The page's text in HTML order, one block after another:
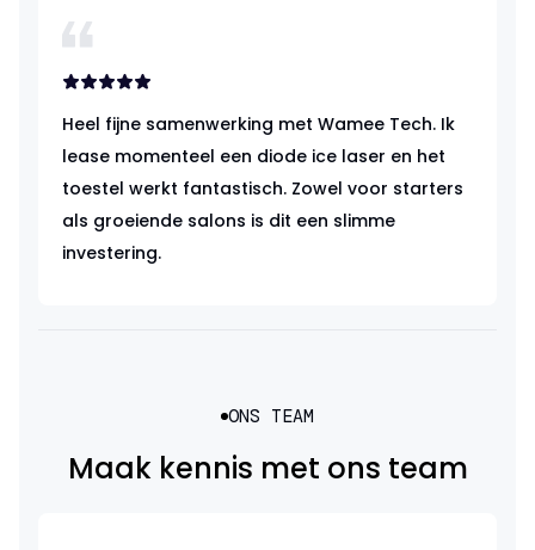
Heel fijne samenwerking met Wamee Tech. Ik
lease momenteel een diode ice laser en het
toestel werkt fantastisch. Zowel voor starters
als groeiende salons is dit een slimme
investering.
ONS TEAM
Maak kennis met ons team